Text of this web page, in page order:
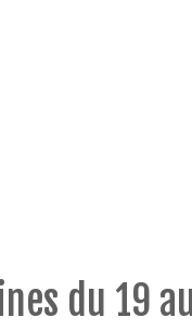
du 19